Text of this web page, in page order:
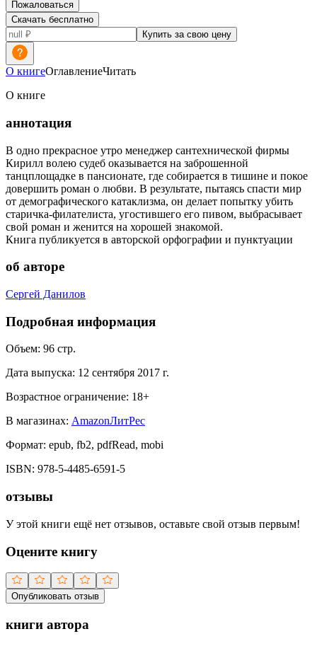
Пожаловаться
Скачать бесплатно
Купить за свою цену
О книгеОглавлениеЧитать
О книге
аннотация
В одно прекрасное утро менеджер сантехнической фирмы
Кирилл волею судеб оказывается на заброшенной
танцплощадке в пансионате, где собирается в тишине и покое
довершить роман о любви. В результате, пытаясь спасти мир
от демографического катаклизма, он делает попытку убить
старичка-филателиста, угостившего его пивом, выбрасывает
свой роман и женится на хорошей знакомой.
Книга публикуется в авторской орфографии и пунктуации
об авторе
Сергей Данилов
Подробная информация
Объем: 96 стр.
Дата выпуска: 12 сентября 2017 г.
Возрастное ограничение: 18+
В магазинах: AmazonЛитРес
Формат: epub, fb2, pdfRead, mobi
ISBN: 978-5-4485-6591-5
отзывы
У этой книги ещё нет отзывов, оставьте свой отзыв первым!
Оцените книгу
Опубликовать отзыв
книги автора